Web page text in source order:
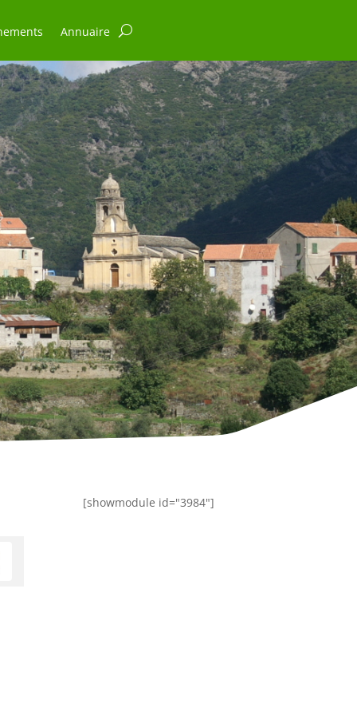
Annuaire
[showmodule id="3984"]